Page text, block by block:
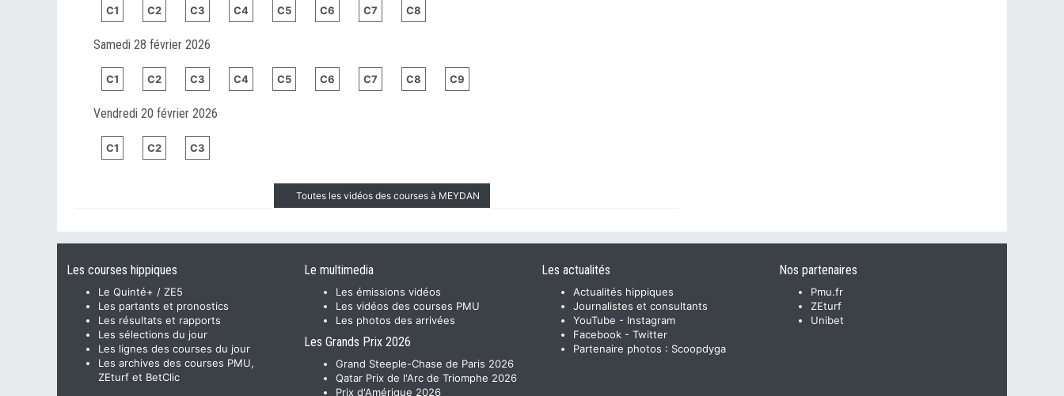
C1 C2 C3 C4 C5 C6 C7 C8
Samedi 28 février 2026
C1 C2 C3 C4 C5 C6 C7 C8 C9
Vendredi 20 février 2026
C1 C2 C3
Toutes les vidéos des courses à MEYDAN
Les courses hippiques
Le Quinté+ / ZE5
Les partants et pronostics
Les résultats et rapports
Les sélections du jour
Les lignes des courses du jour
Les archives des courses PMU,
ZEturf et BetClic
Le multimedia
Les émissions vidéos
Les vidéos des courses PMU
Les photos des arrivées
Les Grands Prix 2026
Grand Steeple-Chase de Paris 2026
Qatar Prix de l'Arc de Triomphe 2026
Prix d'Amérique 2026
Les actualités
Actualités hippiques
Journalistes et consultants
YouTube - Instagram
Facebook - Twitter
Partenaire photos : Scoopdyga
Nos partenaires
Pmu.fr
ZEturf
Unibet